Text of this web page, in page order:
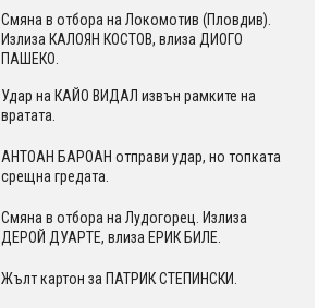
Смяна в отбора на Локомотив (Пловдив).
Излиза КАЛОЯН КОСТОВ, влиза ДИОГО
ПАШЕКО.
Удар на КАЙО ВИДАЛ извън рамките на
вратата.
АНТОАН БАРОАН отправи удар, но топката
срещна гредата.
Смяна в отбора на Лудогорец. Излиза
ДЕРОЙ ДУАРТЕ, влиза ЕРИК БИЛЕ.
Жълт картон за ПАТРИК СТЕПИНСКИ.